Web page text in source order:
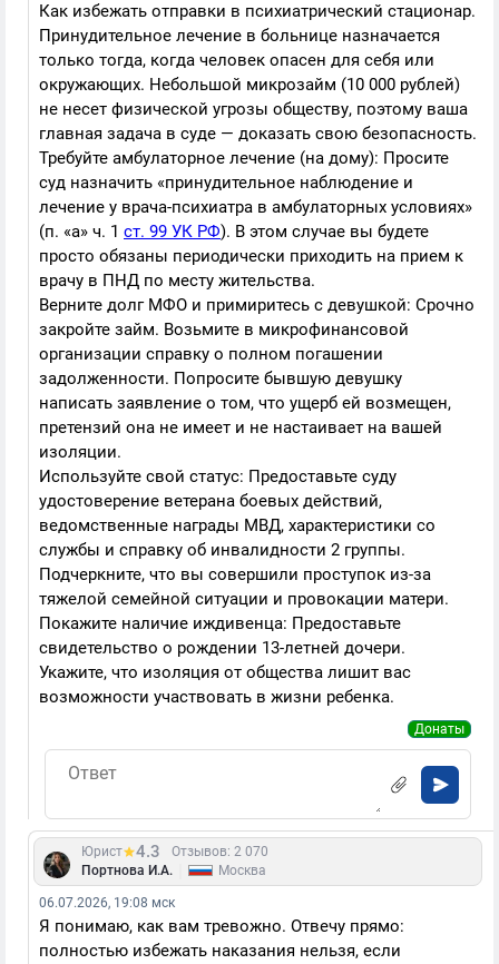
Как избежать отправки в психиатрический стационар.
Принудительное лечение в больнице назначается
только тогда, когда человек опасен для себя или
окружающих. Небольшой микрозайм (10 000 рублей)
не несет физической угрозы обществу, поэтому ваша
главная задача в суде — доказать свою безопасность.
Требуйте амбулаторное лечение (на дому): Просите
суд назначить «принудительное наблюдение и
лечение у врача-психиатра в амбулаторных условиях»
(п. «а» ч. 1 ст. 99 УК РФ). В этом случае вы будете
просто обязаны периодически приходить на прием к
врачу в ПНД по месту жительства.
Верните долг МФО и примиритесь с девушкой: Срочно
закройте займ. Возьмите в микрофинансовой
организации справку о полном погашении
задолженности. Попросите бывшую девушку
написать заявление о том, что ущерб ей возмещен,
претензий она не имеет и не настаивает на вашей
изоляции.
Используйте свой статус: Предоставьте суду
удостоверение ветерана боевых действий,
ведомственные награды МВД, характеристики со
службы и справку об инвалидности 2 группы.
Подчеркните, что вы совершили проступок из-за
тяжелой семейной ситуации и провокации матери.
Покажите наличие иждивенца: Предоставьте
свидетельство о рождении 13-летней дочери.
Укажите, что изоляция от общества лишит вас
возможности участвовать в жизни ребенка.
Донаты
Юрист 4.3
Отзывов: 2 070
Портнова И.А.
Москва
06.07.2026, 19:08 мск
Я понимаю, как вам тревожно. Отвечу прямо:
полностью избежать наказания нельзя, если